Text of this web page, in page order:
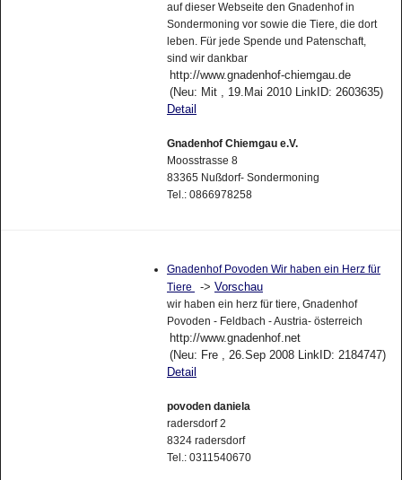
auf dieser Webseite den Gnadenhof in
Sondermoning vor sowie die Tiere, die dort
leben. Für jede Spende und Patenschaft,
sind wir dankbar
http://www.gnadenhof-chiemgau.de
(Neu: Mit , 19.Mai 2010 LinkID: 2603635)
Detail
Gnadenhof Chiemgau e.V.
Moosstrasse 8
83365 Nußdorf- Sondermoning
Tel.: 0866978258
Gnadenhof Povoden Wir haben ein Herz für
Tiere
-> Vorschau
wir haben ein herz für tiere, Gnadenhof
Povoden - Feldbach - Austria- österreich
http://www.gnadenhof.net
(Neu: Fre , 26.Sep 2008 LinkID: 2184747)
Detail
povoden daniela
radersdorf 2
8324 radersdorf
Tel.: 0311540670